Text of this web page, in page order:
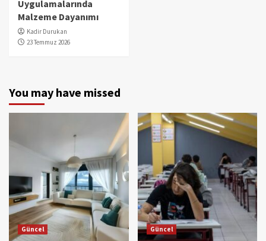
Uygulamalarında
Malzeme Dayanımı
Kadir Durukan
23 Temmuz 2026
You may have missed
Güncel Güncel